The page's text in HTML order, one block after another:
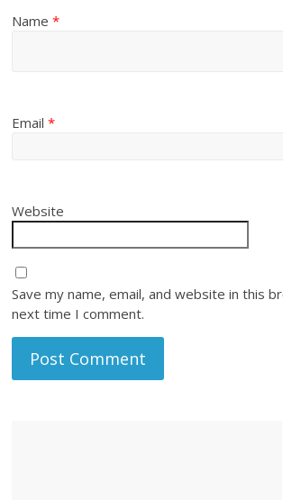
Name*
Email*
Website
Save my name, email, and website in this
next time I comment.